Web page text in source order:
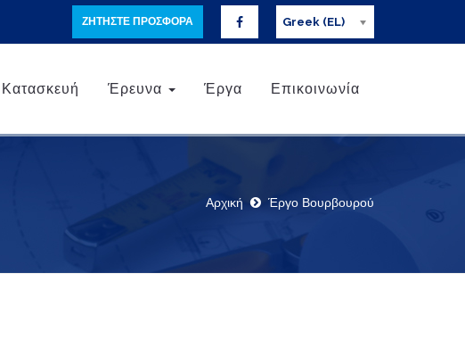
ΖΗΤΗΣΤΕ ΠΡΟΣΦΟΡΑ Greek (EL)
Κατασκευή Έρευνα Έργα Επικοινωνία
Αρχική Έργο Βουρβουρού